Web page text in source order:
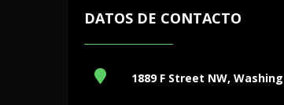
DATOS DE CONTACTO
1889 F Street NW,